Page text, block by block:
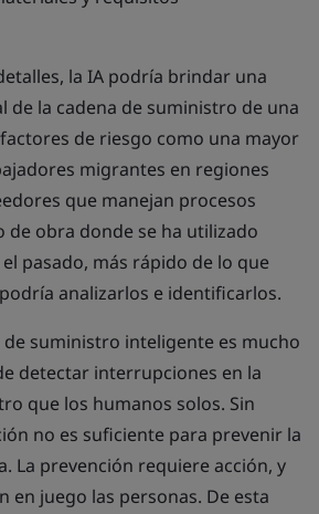
la IA podría brindar una
de la cadena de suministro de una
de riesgo como una mayor
migrantes en regiones
que manejan procesos
de obra donde se ha utilizado
pasado, más rápido de lo que
analizarlos e identificarlos.
de suministro inteligente es mucho
detectar interrupciones en la
que los humanos solos. Sin
no es suficiente para prevenir la
La prevención requiere acción, y
en juego las personas. De esta